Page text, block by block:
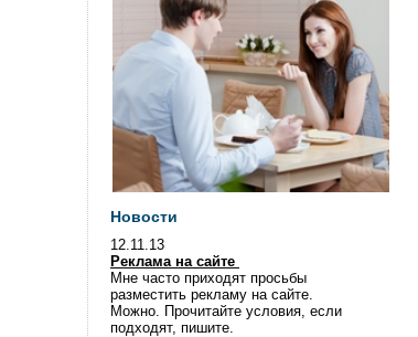
Новости
12.11.13
Реклама на сайте
Мне часто приходят просьбы
разместить рекламу на сайте.
Можно. Прочитайте условия, если
подходят, пишите.